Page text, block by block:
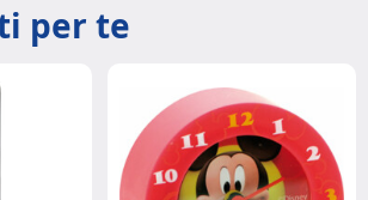
per te